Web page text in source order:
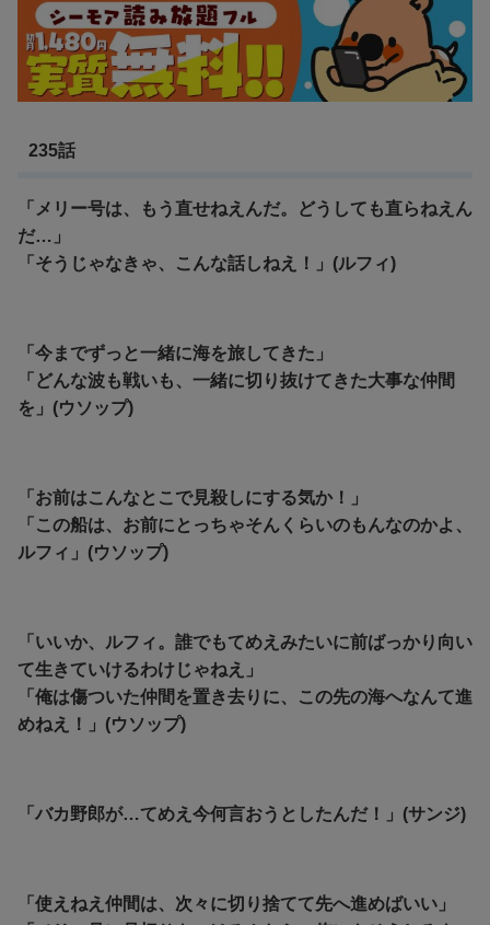
235話
「メリー号は、もう直せねえんだ。どうしても直らねえん
だ…」
「そうじゃなきゃ、こんな話しねえ！」(ルフィ)
「今までずっと一緒に海を旅してきた」
「どんな波も戦いも、一緒に切り抜けてきた大事な仲間
を」(ウソップ)
「お前はこんなとこで見殺しにする気か！」
「この船は、お前にとっちゃそんくらいのもんなのかよ、
ルフィ」(ウソップ)
「いいか、ルフィ。誰でもてめえみたいに前ばっかり向い
て生きていけるわけじゃねえ」
「俺は傷ついた仲間を置き去りに、この先の海へなんて進
めねえ！」(ウソップ)
「バカ野郎が…てめえ今何言おうとしたんだ！」(サンジ)
「使えねえ仲間は、次々に切り捨てて先へ進めばいい」